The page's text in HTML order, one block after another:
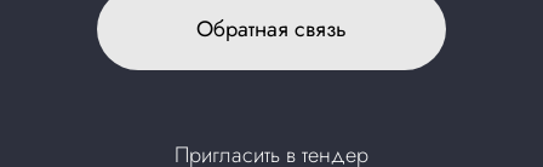
Обратная связь
Пригласить в тендер